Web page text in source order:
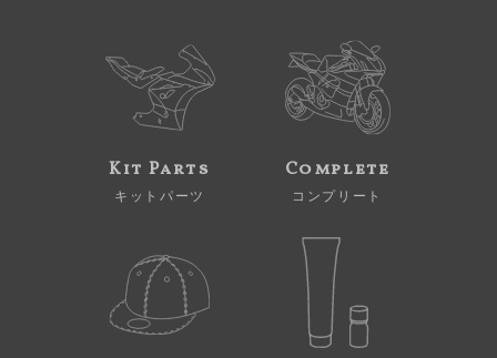
Kit Parts
キットパーツ
Complete
コンプリート